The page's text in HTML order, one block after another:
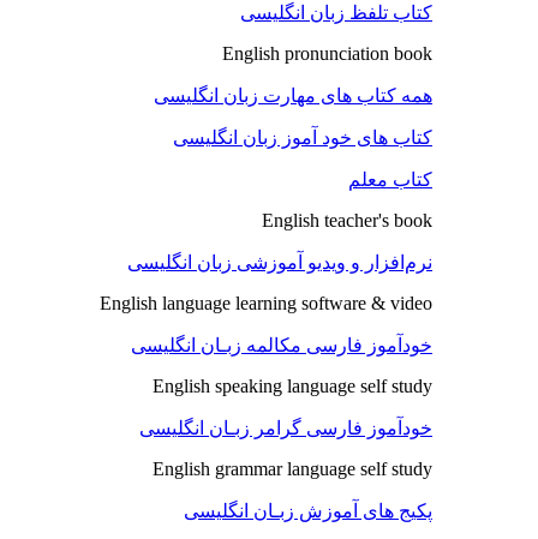
کتاب تلفظ زبان انگلیسی
English pronunciation book
همه کتاب های مهارت زبان انگلیسی
کتاب های خود آموز زبان انگلیسی
کتاب معلم
English teacher's book
نرم‌افزار و ویدیو آموزشی زبان انگلیسی
English language learning software & video
خودآموز فارسی مکالمه زبـان انگلیسی
English speaking language self study
خودآموز فارسی گرامر زبـان انگلیسی
English grammar language self study
پکیج های آموزش زبـان انگلیسی